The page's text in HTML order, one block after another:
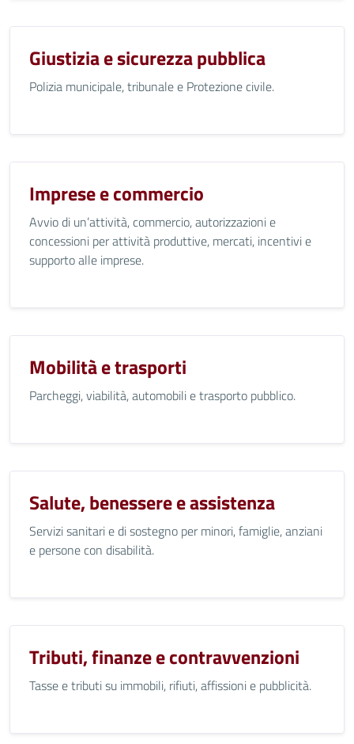
Giustizia e sicurezza pubblica
Polizia municipale, tribunale e Protezione civile.
Imprese e commercio
Avvio di un’attività, commercio, autorizzazioni e
concessioni per attività produttive, mercati, incentivi e
supporto alle imprese.
Mobilità e trasporti
Parcheggi, viabilità, automobili e trasporto pubblico.
Salute, benessere e assistenza
Servizi sanitari e di sostegno per minori, famiglie, anziani
e persone con disabilità.
Tributi, finanze e contravvenzioni
Tasse e tributi su immobili, rifiuti, affissioni e pubblicità.